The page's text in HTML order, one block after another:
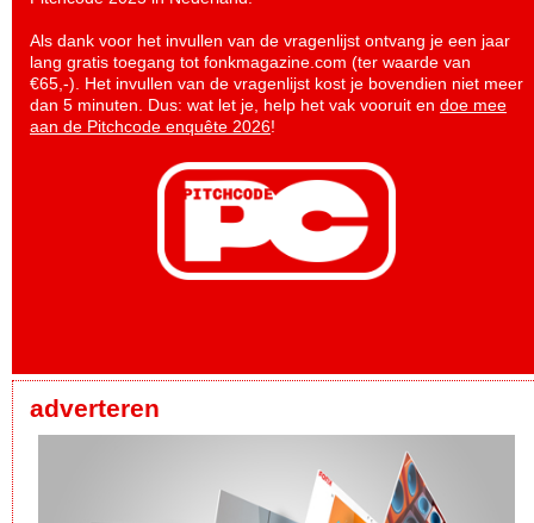
Als dank voor het invullen van de vragenlijst ontvang je een jaar
lang gratis toegang tot fonkmagazine.com (ter waarde van
€65,-). Het invullen van de vragenlijst kost je bovendien niet meer
dan 5 minuten. Dus: wat let je, help het vak vooruit en doe mee
aan de Pitchcode enquête 2026!
adverteren